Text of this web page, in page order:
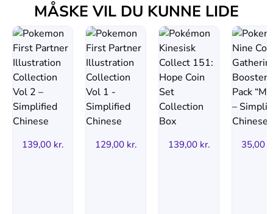
MÅSKE VIL DU KUNNE LIDE
139,00 kr. 129,00 kr. 139,00 kr. 35,00